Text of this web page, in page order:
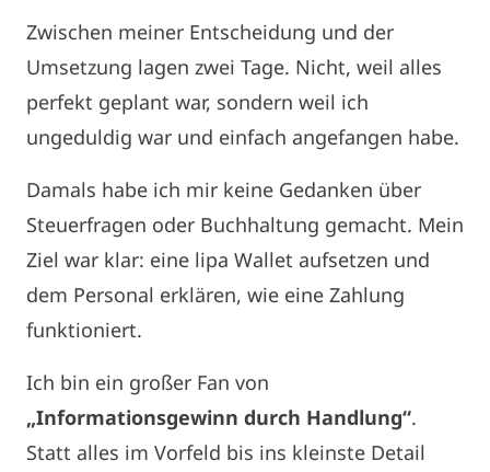
Zwischen meiner Entscheidung und der
Umsetzung lagen zwei Tage. Nicht, weil alles
perfekt geplant war, sondern weil ich
ungeduldig war und einfach angefangen habe.
Damals habe ich mir keine Gedanken über
Steuerfragen oder Buchhaltung gemacht. Mein
Ziel war klar: eine lipa Wallet aufsetzen und
dem Personal erklären, wie eine Zahlung
funktioniert.
Ich bin ein großer Fan von
„Informationsgewinn durch Handlung“.
Statt alles im Vorfeld bis ins kleinste Detail